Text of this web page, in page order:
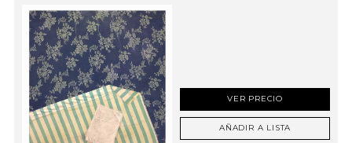
VER PRECIO
AÑADIR A LISTA